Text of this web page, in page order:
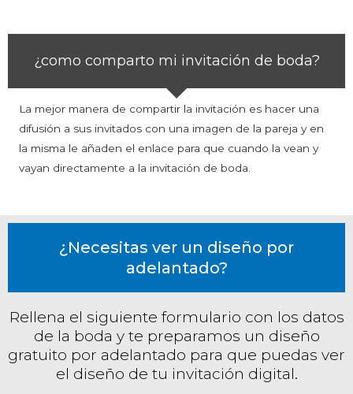
¿como comparto mi invitación de boda?
La mejor manera de compartir la invitación es hacer una
difusión a sus invitados con una imagen de la pareja y en
la misma le añaden el enlace para que cuando la vean y
vayan directamente a la invitación de boda.
¿Necesitas ver un diseño por
adelantado?
Rellena el siguiente formulario con los datos
de la boda y te preparamos un diseño
gratuito por adelantado para que puedas ver
el diseño de tu invitación digital.